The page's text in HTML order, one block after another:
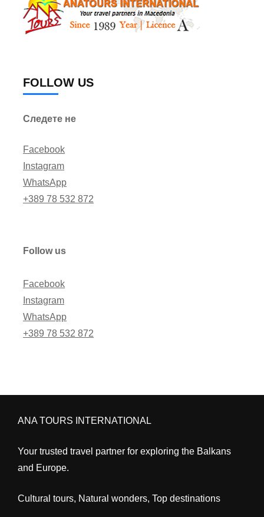
FOLLOW US
Следете не
Facebook
Instagram
WhatsApp
+389 78 532 872
Follow us
Facebook
Instagram
WhatsApp
+389 78 532 872
ANA TOURS INTERNATIONAL
Your trusted travel partner for exploring the Balkans
and Europe.
Cultural tours, Natural wonders, Top destinations